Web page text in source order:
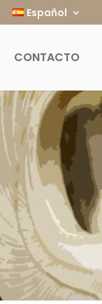
Español
CONTACTO